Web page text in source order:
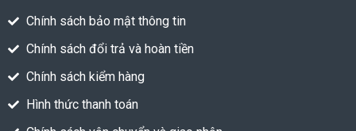
Chính sách bảo mật thông tin
Chính sách đổi trả và hoàn tiền
Chính sách kiểm hàng
Hình thức thanh toán